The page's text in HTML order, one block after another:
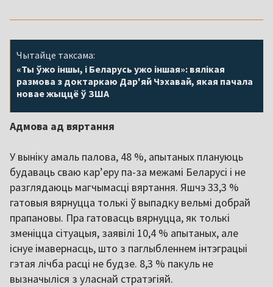
Чытайце таксама:
«Ты ўжо іншы, і Беларусь ужо іншая»: вялікая
размова з доктаркаю Дар'яй Чэхавай, якая пачала
новае жыццё ў ЗША
Адмова ад вяртання
У выніку амаль палова, 48 %, апытаных плануюць
будаваць сваю кар’еру па-за межамі Беларусі і не
разглядаюць магчымасці вяртання. Яшчэ 33,3 %
гатовыя вярнуцца толькі ў выпадку вельмі добрай
прапановы. Пра гатовасць вярнуцца, як толькі
зменіцца сітуацыя, заявілі 10,4 % апытаных, але
існуе імавернасць, што з паглыбленнем інтэграцыі
гэтая лічба расці не будзе. 8,3 % пакуль не
вызначыліся з уласнай стратэгіяй.